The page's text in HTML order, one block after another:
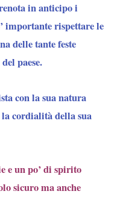
in anticipo i
importante rispettare le
delle tante feste
paese.
con la sua natura
cordialità della sua
e un po’ di spirito
sicuro ma anche